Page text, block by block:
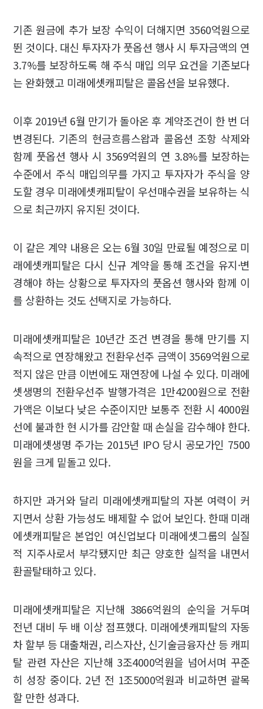
기존 원금에 추가 보장 수익이 더해지면 3560억원으로
뛴 것이다. 대신 투자자가 풋옵션 행사 시 투자금액의 연
3.7%를 보장하도록 해 주식 매입 의무 요건을 기존보다
는 완화했고 미래에셋캐피탈은 콜옵션을 보유했다.
이후 2019년 6월 만기가 돌아온 후 계약조건이 한 번 더
변경된다. 기존의 현금흐름스왑과 콜옵션 조항 삭제와
함께 풋옵션 행사 시 3569억원의 연 3.8%를 보장하는
수준에서 주식 매입의무를 가지고 투자자가 주식을 양
도할 경우 미래에셋캐피탈이 우선매수권을 보유하는 식
으로 최근까지 유지된 것이다.
이 같은 계약 내용은 오는 6월 30일 만료될 예정으로 미
래에셋캐피탈은 다시 신규 계약을 통해 조건을 유지·변
경해야 하는 상황으로 투자자의 풋옵션 행사와 함께 이
를 상환하는 것도 선택지로 가능하다.
미래에셋캐피탈은 10년간 조건 변경을 통해 만기를 지
속적으로 연장해왔고 전환우선주 금액이 3569억원으로
적지 않은 만큼 이번에도 재연장에 나설 수 있다. 미래에
셋생명의 전환우선주 발행가격은 1만4200원으로 전환
가액은 이보다 낮은 수준이지만 보통주 전환 시 4000원
선에 불과한 현 시가를 감안할 때 손실을 감수해야 한다.
미래에셋생명 주가는 2015년 IPO 당시 공모가인 7500
원을 크게 밑돌고 있다.
하지만 과거와 달리 미래에셋캐피탈의 자본 여력이 커
지면서 상환 가능성도 배제할 수 없어 보인다. 한때 미래
에셋캐피탈은 본업인 여신업보다 미래에셋그룹의 실질
적 지주사로서 부각됐지만 최근 양호한 실적을 내면서
환골탈태하고 있다.
미래에셋캐피탈은 지난해 3866억원의 순익을 거두며
전년 대비 두 배 이상 점프했다. 미래에셋캐피탈의 자동
차 할부 등 대출채권, 리스자산, 신기술금융자산 등 캐피
탈 관련 자산은 지난해 3조4000억원을 넘어서며 꾸준
히 성장 중이다. 2년 전 1조5000억원과 비교하면 괄목
할 만한 성과다.